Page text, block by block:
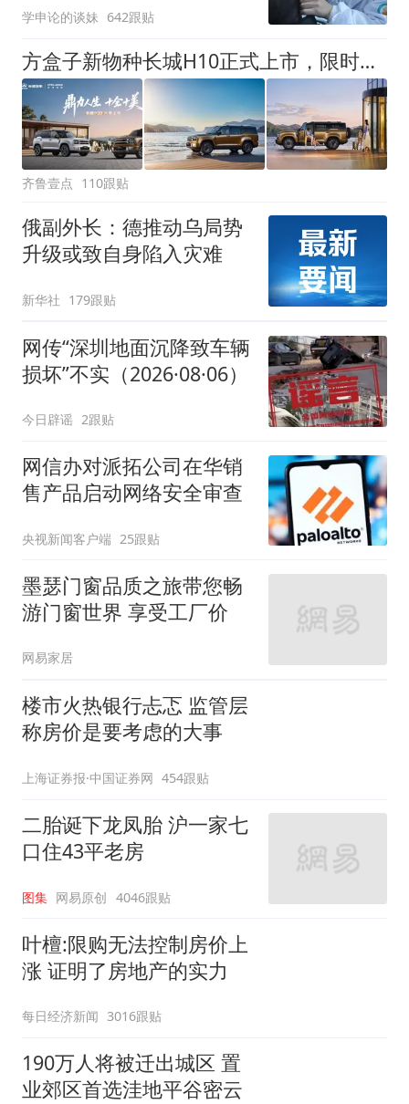
学申论的谈妹 642跟贴
方盒子新物种长城H10正式上市，限时换新价20.18万元起
齐鲁壹点 110跟贴
俄副外长：德推动乌局势
升级或致自身陷入灾难
新华社 179跟贴
网传“深圳地面沉降致车辆
损坏”不实（2026·08·06）
今日辟谣 2跟贴
网信办对派拓公司在华销
售产品启动网络安全审查
央视新闻客户端 25跟贴
墨瑟门窗品质之旅带您畅
游门窗世界 享受工厂价
网易家居
楼市火热银行忐忑 监管层
称房价是要考虑的大事
上海证券报·中国证券网 454跟贴
二胎诞下龙凤胎 沪一家七
口住43平老房
图集 网易原创 4046跟贴
叶檀:限购无法控制房价上
涨 证明了房地产的实力
每日经济新闻 3016跟贴
190万人将被迁出城区 置
业郊区首选洼地平谷密云